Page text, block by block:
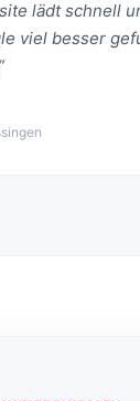
lädt schnell
viel besser